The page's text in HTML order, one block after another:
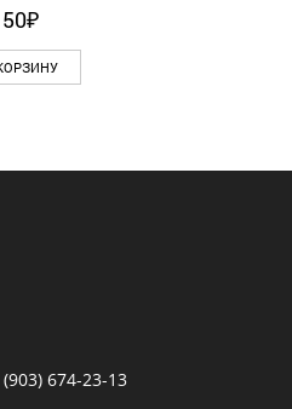
50₽
674-23-13